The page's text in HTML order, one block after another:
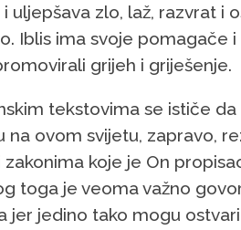
uljepšava zlo, laž, razvrat i
Iblis ima svoje pomagače
grijeh i griješenje.
tekstovima se ističe
na ovom svijetu, zapravo,
koje je On
toga je veoma važno
jer jedino tako mogu